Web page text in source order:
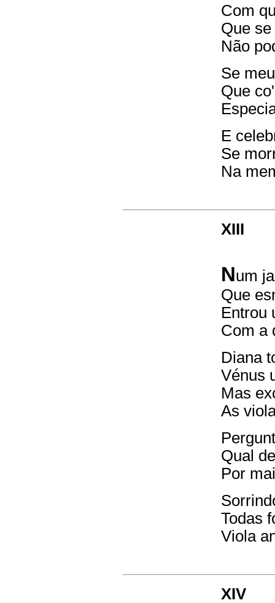
Com
Que
Não
Se
Que
E
Se
Na
XIII
Num
Que
Entrou
Com a
Diana
Vénus
Mas
As
Qual
Por
Todas
Viola
XIV